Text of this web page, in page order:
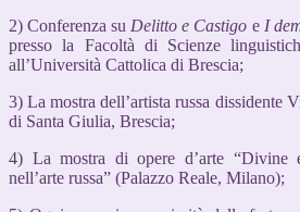
2) Conferenza su Delitto e Castigo e I
presso la Facoltà di Scienze
all’Università Cattolica di Brescia;
3) La mostra dell’artista russa dissidente
di Santa Giulia, Brescia;
4) La mostra di opere d’arte “Divine
nell’arte russa” (Palazzo Reale, Milano);